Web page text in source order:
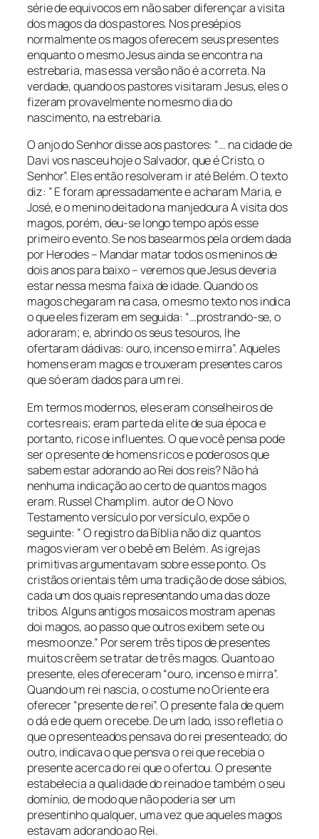
série de equivocos em não saber diferençar a visita
dos magos da dos pastores. Nos presépios
normalmente os magos oferecem seus presentes
enquanto o mesmo Jesus ainda se encontra na
estrebaria, mas essa versão não é a correta. Na
verdade, quando os pastores visitaram Jesus, eles o
fizeram provavelmente no mesmo dia do
nascimento, na estrebaria.
O anjo do Senhor disse aos pastores: “… na cidade de
Davi vos nasceu hoje o Salvador, que é Cristo, o
Senhor”. Eles então resolveram ir até Belém. O texto
diz: ” E foram apressadamente e acharam Maria, e
José, e o menino deitado na manjedoura A visita dos
magos, porém, deu-se longo tempo após esse
primeiro evento. Se nos basearmos pela ordem dada
por Herodes – Mandar matar todos os meninos de
dois anos para baixo – veremos que Jesus deveria
estar nessa mesma faixa de idade. Quando os
magos chegaram na casa, o mesmo texto nos indica
o que eles fizeram em seguida: “…prostrando-se, o
adoraram; e, abrindo os seus tesouros, lhe
ofertaram dádivas: ouro, incenso e mirra”. Aqueles
homens eram magos e trouxeram presentes caros
que só eram dados para um rei.
Em termos modernos, eles eram conselheiros de
cortes reais; eram parte da elite de sua época e
portanto, ricos e influentes. O que você pensa pode
ser o presente de homens ricos e poderosos que
sabem estar adorando ao Rei dos reis? Não há
nenhuma indicação ao certo de quantos magos
eram. Russel Champlim. autor de O Novo
Testamento versículo por versículo, expõe o
seguinte: ” O registro da Bíblia não diz quantos
magos vieram ver o bebê em Belém. As igrejas
primitivas argumentavam sobre esse ponto. Os
cristãos orientais têm uma tradição de dose sábios,
cada um dos quais representando uma das doze
tribos. Alguns antigos mosaicos mostram apenas
doi magos, ao passo que outros exibem sete ou
mesmo onze.” Por serem três tipos de presentes
muitos crêem se tratar de três magos. Quanto ao
presente, eles ofereceram “ouro, incenso e mirra”.
Quando um rei nascia, o costume no Oriente era
oferecer “presente de rei”. O presente fala de quem
o dá e de quem o recebe. De um lado, isso refletia o
que o presenteados pensava do rei presenteado; do
outro, indicava o que pensva o rei que recebia o
presente acerca do rei que o ofertou. O presente
estabelecia a qualidade do reinado e também o seu
domínio, de modo que não poderia ser um
presentinho qualquer, uma vez que aqueles magos
estavam adorando ao Rei.